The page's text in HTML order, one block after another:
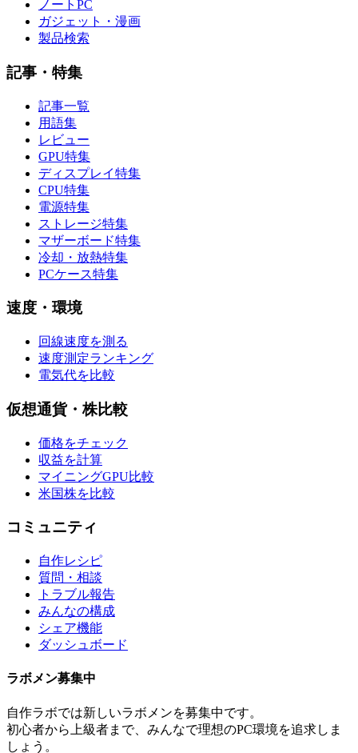
ノートPC
ガジェット・漫画
製品検索
記事・特集
記事一覧
用語集
レビュー
GPU特集
ディスプレイ特集
CPU特集
電源特集
ストレージ特集
マザーボード特集
冷却・放熱特集
PCケース特集
速度・環境
回線速度を測る
速度測定ランキング
電気代を比較
仮想通貨・株比較
価格をチェック
収益を計算
マイニングGPU比較
米国株を比較
コミュニティ
自作レシピ
質問・相談
トラブル報告
みんなの構成
シェア機能
ダッシュボード
ラボメン募集中
自作ラボでは新しいラボメンを募集中です。
初心者から上級者まで、みんなで理想のPC環境を追求しま
しょう。